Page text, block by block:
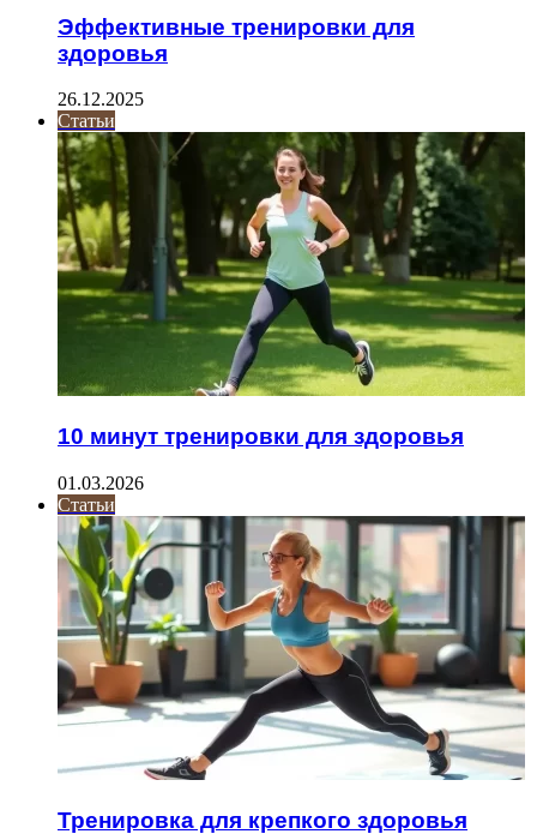
Эффективные тренировки для
здоровья
26.12.2025
Статьи
10 минут тренировки для здоровья
01.03.2026
Статьи
Тренировка для крепкого здоровья